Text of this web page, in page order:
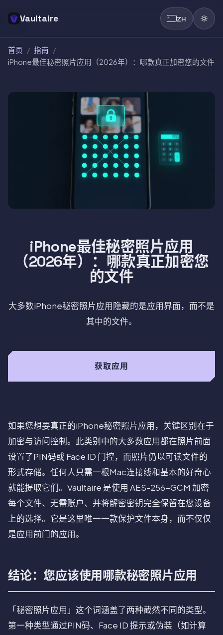
Vaultaire ZH
首页 / 指南 /
iPhone最佳秘密照片应用（2026年）：哪款真正加密您的文件
iPhone最佳秘密照片应用
（2026年）：哪款真正加密您
的文件
大多数iPhone秘密照片应用隐藏的是应用界面，而不是
其中的文件。
获取应用
如果您想要真正的iPhone秘密照片应用，关键区别在于
加密与访问控制。此类别中的大多数应用都在照片前面
设置了PIN码或 Face ID 门控，而照片仍以可读文件的
形式存储。任何人只需一根Mac连接线和基本的好奇心
就能提取它们。Vaultaire 是使用 AES-256-GCM 加密
每个文件、无需账户、并将解密密钥完全保留在您设备
上的选择。它是这里唯一一款保护文件本身，而不仅仅
是应用前门的应用。
结论：您应该使用哪款秘密照片应用
「秘密照片应用」这个词涵盖了两种截然不同的类型。
第一种类型通过PIN码、Face ID 提示或伪装（如计算